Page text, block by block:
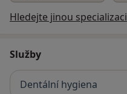
Hledejte jinou specializaci
Služby
Dentální hygiena